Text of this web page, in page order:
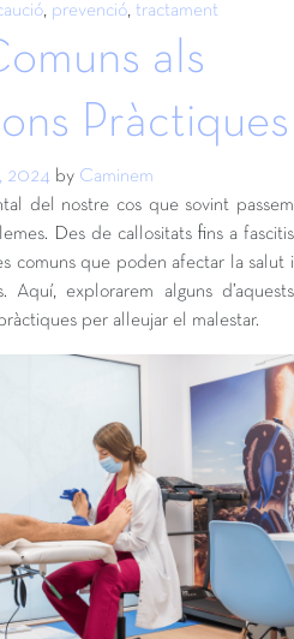
, prevenció, tractament
als
Pràctiques
2024 by Caminem
del nostre cos que sovint passem
Des de callositats fins a fascitis
comuns que poden afectar la salut i
explorarem alguns d’aquests
per alleujar el malestar.